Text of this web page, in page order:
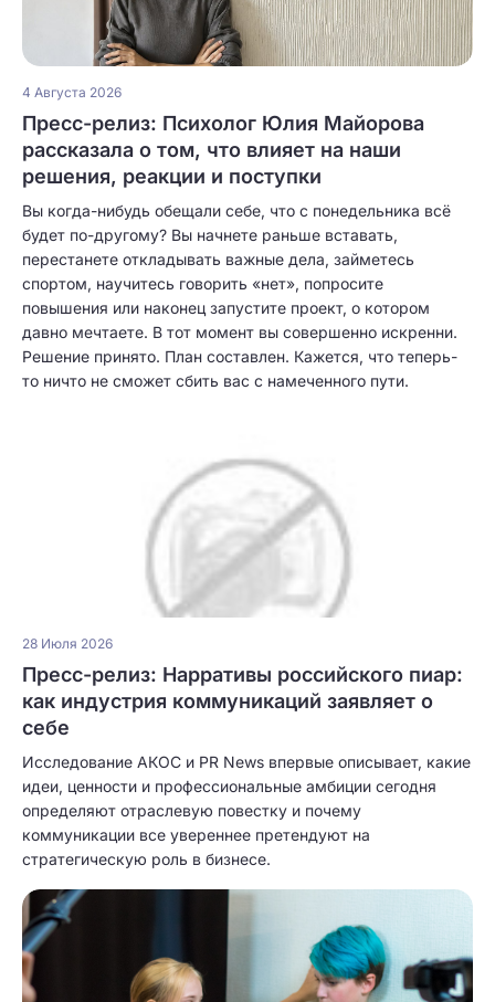
4 Августа 2026
Пресс-релиз: Психолог Юлия Майорова
рассказала о том, что влияет на наши
решения, реакции и поступки
Вы когда-нибудь обещали себе, что с понедельника всё
будет по-другому? Вы начнете раньше вставать,
перестанете откладывать важные дела, займетесь
спортом, научитесь говорить «нет», попросите
повышения или наконец запустите проект, о котором
давно мечтаете. В тот момент вы совершенно искренни.
Решение принято. План составлен. Кажется, что теперь-
то ничто не сможет сбить вас с намеченного пути.
28 Июля 2026
Пресс-релиз: Нарративы российского пиар:
как индустрия коммуникаций заявляет о
себе
Исследование АКОС и PR News впервые описывает, какие
идеи, ценности и профессиональные амбиции сегодня
определяют отраслевую повестку и почему
коммуникации все увереннее претендуют на
стратегическую роль в бизнесе.